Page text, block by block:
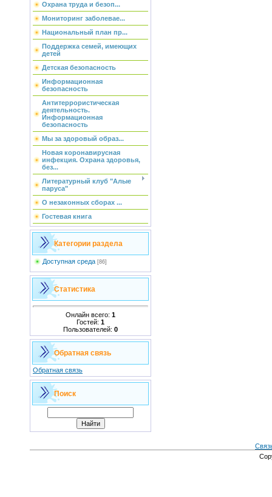
Охрана труда и безоп...
Мониторинг заболевае...
Национальный план пр...
Поддержка семей, имеющих
детей
Детская безопасность
Информационная
безопасность
Антитеррористическая
деятельность.
Информационная
безопасность
Мы за здоровый образ...
Новая коронавирусная
инфекция. Охрана здоровья,
без...
Литературный клуб "Алые
паруса"
О незаконных сборах ...
Гостевая книга
Категории раздела
Доступная среда [86]
Статистика
Онлайн всего: 1
Гостей: 1
Пользователей: 0
Обратная связь
Обратная связь
Поиск